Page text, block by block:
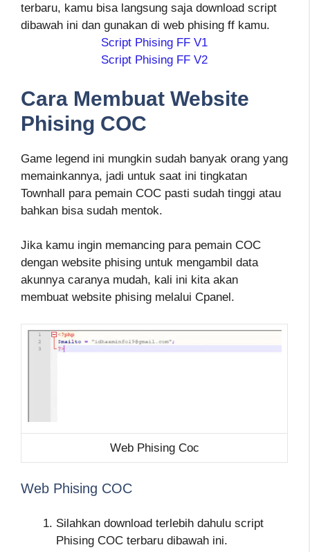
terbaru, kamu bisa langsung saja download script
dibawah ini dan gunakan di web phising ff kamu.
Script Phising FF V1
Script Phising FF V2
Cara Membuat Website
Phising COC
Game legend ini mungkin sudah banyak orang yang
memainkannya, jadi untuk saat ini tingkatan
Townhall para pemain COC pasti sudah tinggi atau
bahkan bisa sudah mentok.
Jika kamu ingin memancing para pemain COC
dengan website phising untuk mengambil data
akunnya caranya mudah, kali ini kita akan
membuat website phising melalui Cpanel.
Web Phising Coc
Web Phising COC
Silahkan download terlebih dahulu script
Phising COC terbaru dibawah ini.